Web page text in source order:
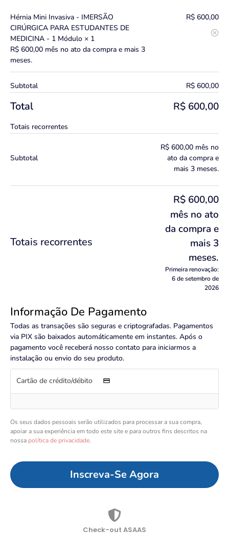
Hérnia Mini Invasiva - IMERSÃO
CIRÚRGICA PARA ESTUDANTES DE
MEDICINA - 1 Módulo × 1
R$ 600,00 mês no ato da compra e mais 3
meses.
R$ 600,00
Subtotal R$ 600,00
Total R$ 600,00
Totais recorrentes
Subtotal
R$ 600,00 mês no
ato da compra e
mais 3 meses.
Totais recorrentes
R$ 600,00
mês no ato
da compra e
mais 3
meses.
Primeira renovação:
6 de setembro de
2026
Informação De Pagamento
Todas as transações são seguras e criptografadas. Pagamentos
via PIX são baixados automáticamente em instantes. Após o
pagamento você receberá nosso contato para iniciarmos a
instalação ou envio do seu produto.
Cartão de crédito/débito
Os seus dados pessoais serão utilizados para processar a sua compra,
apoiar a sua experiência em todo este site e para outros fins descritos na
nossa política de privacidade.
Inscreva-Se Agora
Check-out ASAAS